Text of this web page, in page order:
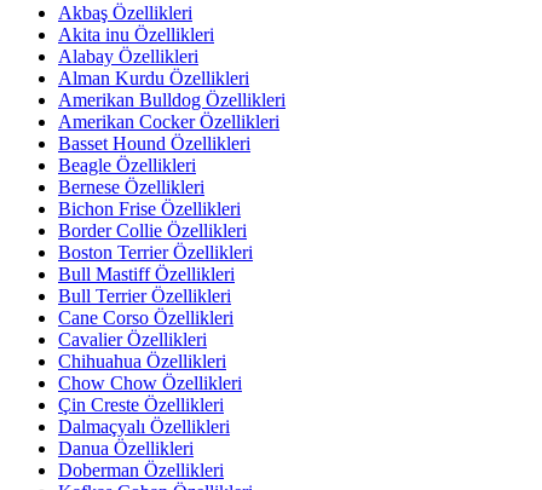
Akbaş Özellikleri
Akita inu Özellikleri
Alabay Özellikleri
Alman Kurdu Özellikleri
Amerikan Bulldog Özellikleri
Amerikan Cocker Özellikleri
Basset Hound Özellikleri
Beagle Özellikleri
Bernese Özellikleri
Bichon Frise Özellikleri
Border Collie Özellikleri
Boston Terrier Özellikleri
Bull Mastiff Özellikleri
Bull Terrier Özellikleri
Cane Corso Özellikleri
Cavalier Özellikleri
Chihuahua Özellikleri
Chow Chow Özellikleri
Çin Creste Özellikleri
Dalmaçyalı Özellikleri
Danua Özellikleri
Doberman Özellikleri